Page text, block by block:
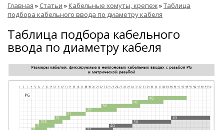
Главная » Статьи »Кабельные хомуты, крепеж»Таблица
подбора кабельного ввода по диаметру кабеля
Таблица подбора кабельного
ввода по диаметру кабеля